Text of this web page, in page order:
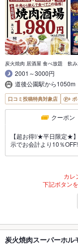
炭火焼肉 居酒屋 食べ放題 飲
2001～3000円
道後公園駅から1050m
口コミ投稿特典対象店
クーポン
【超お得!/★平日限定★
示でお会計より10％
カレ
下記ボタン
炭火焼肉スーパーホ